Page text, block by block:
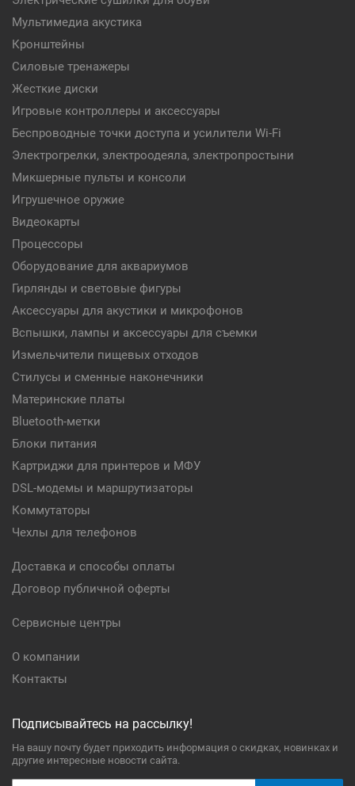
Мультимедиа акустика
Кронштейны
Силовые тренажеры
Жесткие диски
Игровые контроллеры и аксессуары
Беспроводные точки доступа и усилители Wi-Fi
Электрогрелки, электроодеяла, электропростыни
Микшерные пульты и консоли
Игрушечное оружие
Видеокарты
Процессоры
Оборудование для аквариумов
Гирлянды и световые фигуры
Аксессуары для акустики и микрофонов
Вспышки, лампы и аксессуары для съемки
Измельчители пищевых отходов
Стилусы и сменные наконечники
Материнские платы
Bluetooth-метки
Блоки питания
Картриджи для принтеров и МФУ
DSL-модемы и маршрутизаторы
Коммутаторы
Чехлы для телефонов
Доставка и способы оплаты
Договор публичной оферты
Сервисные центры
О компании
Контакты
Подписывайтесь на рассылку!
На вашу почту будет приходить информация о скидках, новинках и
другие интересные новости сайта.